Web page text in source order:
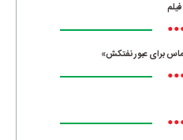
برای عبور نفتکش»